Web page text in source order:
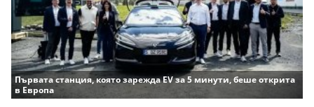
Първата станция, която зарежда EV за 5 минути, беше открита
в Европа